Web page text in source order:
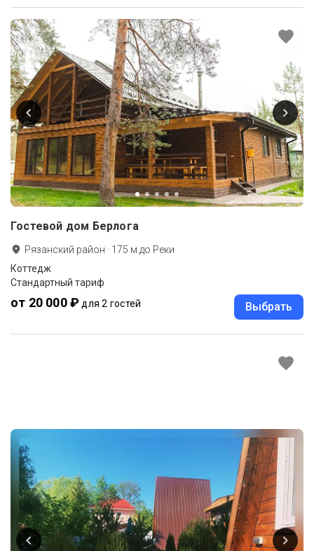
Гостевой дом Берлога
Рязанский район · 175 м до Реки
Коттедж
Стандартный тариф
от 20 000 ₽ для 2 гостей Выбрать